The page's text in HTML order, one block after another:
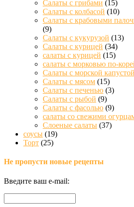
Салаты с грибами (15)
Салаты с колбасой (10)
Салаты с крабовыми
(9)
Салаты с кукурузой (13)
Салаты с курицей (34)
салаты с курицей (15)
салаты с морковью по-
Салаты с морской капустой
Салаты с мясом (15)
Салаты с печенью (3)
Салаты с рыбой (9)
Салаты с фасолью (9)
салаты со свежими
Слоеные салаты (37)
соусы (19)
Торт (25)
Не пропусти новые рецепты
Введите ваш e-mail: